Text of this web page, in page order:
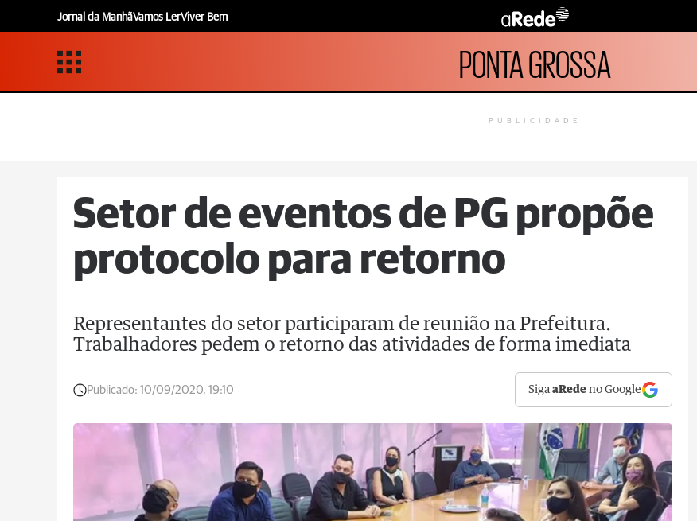
Jornal da ManhãVamos LerViver Bem
PONTA GROSSA
PUBLICIDADE
Setor de eventos de PG propõe
protocolo para retorno
Representantes do setor participaram de reunião na Prefeitura.
Trabalhadores pedem o retorno das atividades de forma imediata
Publicado: 10/09/2020, 19:10 SigaaRede no Google